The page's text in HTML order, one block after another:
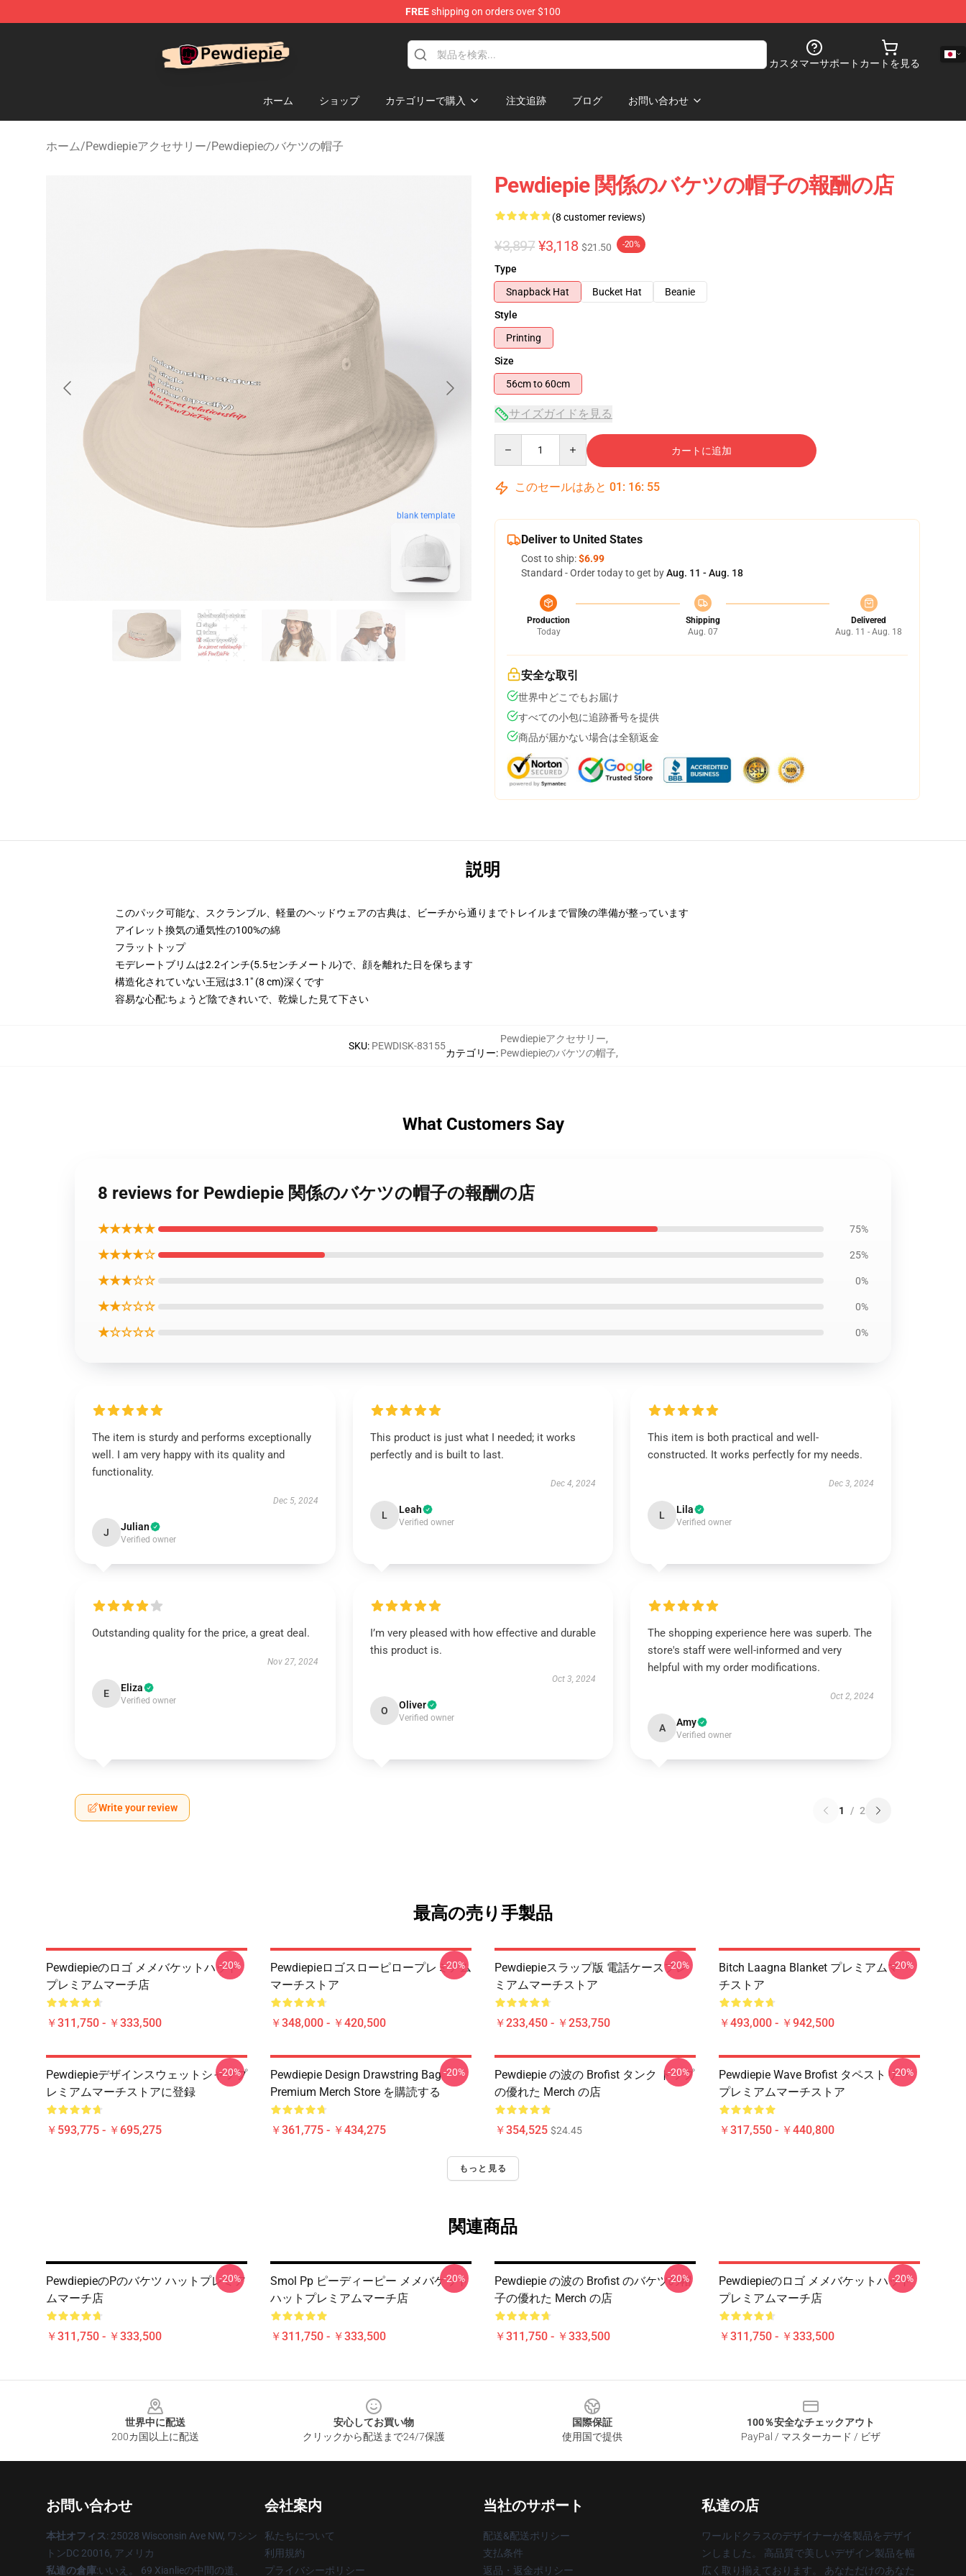
FREEshipping on orders over $100
カスタマーサポート カートを見る
ホーム ショップ カテゴリーで購入 注文追跡 ブログ お問い合わせ
ホーム/Pewdiepieアクセサリー/Pewdiepieのバケツの帽子
blank template
Pewdiepie 関係のバケツの帽子の報酬の店
(8 customer reviews)
¥3,897 ¥3,118 $21.50 -20%
Type
Snapback Hat
Bucket Hat
Beanie
Style
Printing
Size
56cm to 60cm
サイズガイドを見る
カートに追加
このセールはあと 01 : 16: 54
Deliver to United States
Cost to ship:$6.99
Standard - Order today to get byAug. 11 - Aug. 18
Production
Today
Shipping
Aug. 07
Delivered
Aug. 11 - Aug. 18
安全な取引
世界中どこでもお届け
すべての小包に追跡番号を提供
商品が届かない場合は全額返金
説明
このパック可能な、スクランブル、軽量のヘッドウェアの古典は、ビーチから通りまでトレイルまで冒険の準備が整っています
アイレット換気の通気性の100%の綿
フラットトップ
モデレートブリムは2.2インチ(5.5センチメートル)で、顔を離れた日を保ちます
構造化されていない王冠は3.1" (8 cm)深くです
容易な心配:ちょうど陰できれいで、乾燥した見て下さい
SKU: PEWDISK-83155
カテゴリー:
Pewdiepieアクセサリー,
Pewdiepieのバケツの帽子,
What Customers Say
8 reviews for Pewdiepie 関係のバケツの帽子の報酬の店
★★★★★ 75%
★★★★☆ 25%
★★★☆☆ 0%
★★☆☆☆ 0%
★☆☆☆☆ 0%
The item is sturdy and performs exceptionally
well. I am very happy with its quality and
functionality.
Dec 5, 2024
J Julian
Verified owner
This product is just what I needed; it works
perfectly and is built to last.
Dec 4, 2024
L Leah
Verified owner
This item is both practical and well-
constructed. It works perfectly for my needs.
Dec 3, 2024
L Lila
Verified owner
Outstanding quality for the price, a great deal.
Nov 27, 2024
E Eliza
Verified owner
I’m very pleased with how effective and durable
this product is.
Oct 3, 2024
O Oliver
Verified owner
The shopping experience here was superb. The
store's staff were well-informed and very
helpful with my order modifications.
Oct 2, 2024
A Amy
Verified owner
Write your review 1 / 2
最高の売り手製品
Pewdiepieのロゴ メメバケットハット
プレミアムマーチ店
￥311,750 - ￥333,500
-20%
Pewdiepieロゴスローピロープレミアム
マーチストア
￥348,000 - ￥420,500
-20%
Pewdiepieスラップ版 電話ケースプレ
ミアムマーチストア
￥233,450 - ￥253,750
-20%
Bitch Laagna Blanket プレミアムマー
チストア
￥493,000 - ￥942,500
-20%
Pewdiepieデザインスウェットシャツプ
レミアムマーチストアに登録
￥593,775 - ￥695,275
-20%
Pewdiepie Design Drawstring Bag
Premium Merch Store を購読する
￥361,775 - ￥434,275
-20%
Pewdiepie の波の Brofist タンク トップ
の優れた Merch の店
￥354,525 $24.45
-20%
Pewdiepie Wave Brofist タペストリー
プレミアムマーチストア
￥317,550 - ￥440,800
-20%
もっと見る
関連商品
PewdiepieのPのバケツ ハットプレミア
ムマーチ店
￥311,750 - ￥333,500
-20%
Smol Pp ピーディーピー メメバケット
ハットプレミアムマーチ店
￥311,750 - ￥333,500
-20%
Pewdiepie の波の Brofist のバケツの帽
子の優れた Merch の店
￥311,750 - ￥333,500
-20%
Pewdiepieのロゴ メメバケットハット
プレミアムマーチ店
￥311,750 - ￥333,500
-20%
世界中に配送
200カ国以上に配送
安心してお買い物
クリックから配送まで24/7保護
国際保証
使用国で提供
100％安全なチェックアウト
PayPal / マスターカード / ビザ
お問い合わせ
本社オフィス: 25028 Wisconsin Ave NW, ワシン
トンDC 20016, アメリカ
私達の倉庫:いいえ。 69 Xianlieの中間の道、
会社案内
私たちについて
利用規約
プライバシーポリシー
当社のサポート
配送&配送ポリシー
支払条件
返品・返金ポリシー
私達の店
ワールドクラスのデザイナーが各製品をデザイ
ンしました。 高品質で美しいデザイン製品を幅
広く取り揃えております。 あなただけのあなた